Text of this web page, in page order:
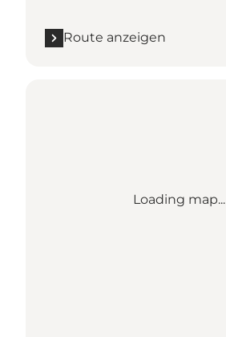
Route anzeigen
Loading map...